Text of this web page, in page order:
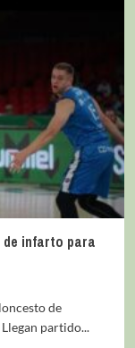
infarto para
de
partido...